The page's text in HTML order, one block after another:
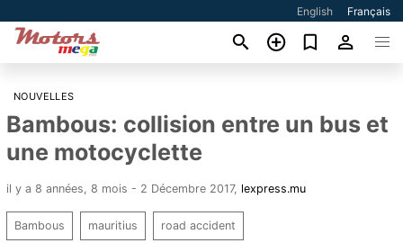
English Français
NOUVELLES
Bambous: collision entre un bus et
une motocyclette
il y a 8 années, 8 mois - 2 Décembre 2017, lexpress.mu
Bambous mauritius road accident